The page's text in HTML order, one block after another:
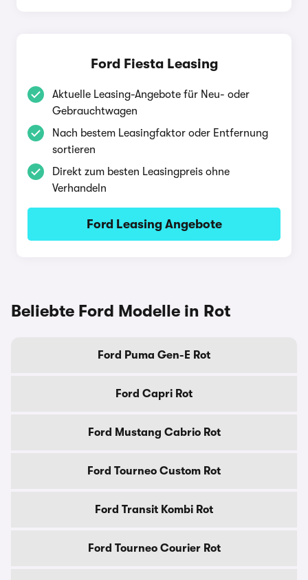
Ford Fiesta Leasing
Aktuelle Leasing-Angebote für Neu- oder
Gebrauchtwagen
Nach bestem Leasingfaktor oder Entfernung
sortieren
Direkt zum besten Leasingpreis ohne
Verhandeln
Ford Leasing Angebote
Beliebte Ford Modelle in Rot
Ford Puma Gen-E Rot
Ford Capri Rot
Ford Mustang Cabrio Rot
Ford Tourneo Custom Rot
Ford Transit Kombi Rot
Ford Tourneo Courier Rot